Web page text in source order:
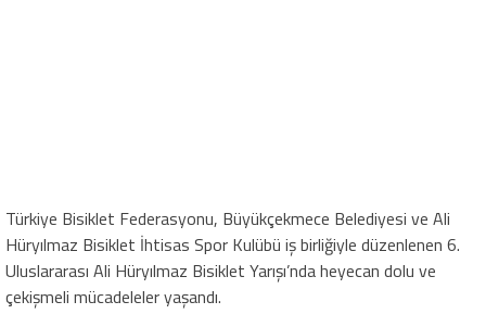
Türkiye Bisiklet Federasyonu, Büyükçekmece Belediyesi ve Ali
Hüryılmaz Bisiklet İhtisas Spor Kulübü iş birliğiyle düzenlenen 6.
Uluslararası Ali Hüryılmaz Bisiklet Yarışı’nda heyecan dolu ve
çekişmeli mücadeleler yaşandı.